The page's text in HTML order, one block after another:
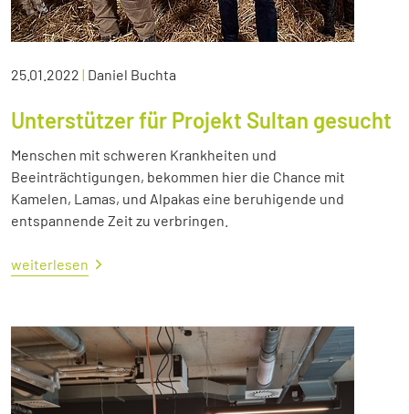
25.01.2022 | Daniel Buchta
Unterstützer für Projekt Sultan gesucht
Menschen mit schweren Krankheiten und
Beeinträchtigungen, bekommen hier die Chance mit
Kamelen, Lamas, und Alpakas eine beruhigende und
entspannende Zeit zu verbringen.
weiterlesen